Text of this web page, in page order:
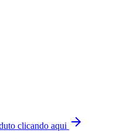
clicando aqui